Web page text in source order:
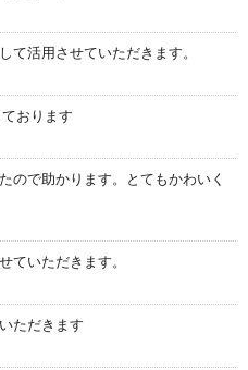
て活用させていただきます。
おります
ので助かります。とてもかわいく
ていただきます。
ただきます